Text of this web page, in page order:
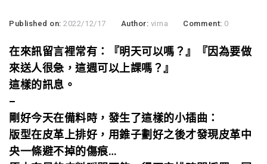
Published on:2022/12/17 Author: virna Comment: 0
在來訊留言裡常有：『明天可以嗎？』『因為要做
來送人很急，這週可以上課嗎？』
這樣的訊息。
–
剛好今天在備料時，發生了這樣的小插曲：
版型在皮革上排好，用錐子劃好之後才發現皮革中
央一條避不掉的傷痕…